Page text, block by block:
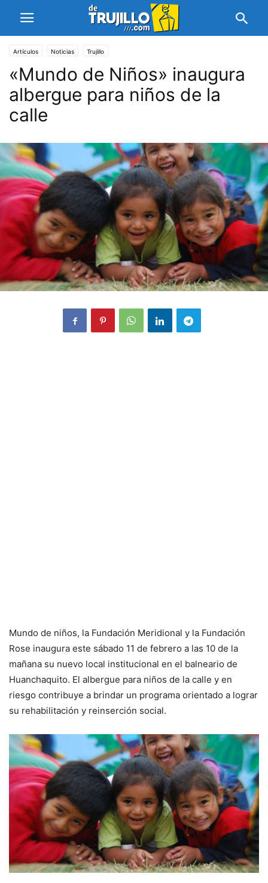
Artículos Noticias Trujillo
«Mundo de Niños» inaugura
albergue para niños de la
calle
Mundo de niños, la Fundación Meridional y la Fundación
Rose inaugura este sábado 11 de febrero a las 10 de la
mañana su nuevo local institucional en el balneario de
Huanchaquito. El albergue para niños de la calle y en
riesgo contribuye a brindar un programa orientado a lograr
su rehabilitación y reinserción social.